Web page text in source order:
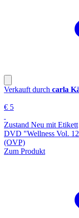
Verkauft durch carla
€ 5
Zustand Neu mit Etikett
DVD "Wellness Vol.
(OVP)
Zum Produkt